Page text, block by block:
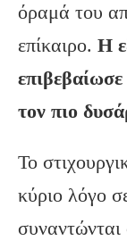
όραμά του
επίκαιρο. Η
τον πιο
Το
κύριο λόγο